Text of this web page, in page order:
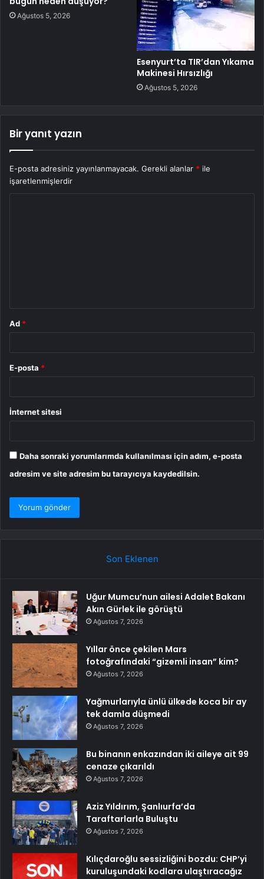
Ağustos 5, 2026
Esenyurt’ta TIR’dan Yıkama
Makinesi Hırsızlığı
Ağustos 5, 2026
Bir yanıt yazın
E-posta adresiniz yayınlanmayacak. Gerekli alanlar * ile
işaretlenmişlerdir
Ad *
E-posta *
İnternet sitesi
Daha sonraki yorumlarımda kullanılması için adım, e-posta
adresim ve site adresim bu tarayıcıya kaydedilsin.
Son Eklenen
Uğur Mumcu’nun ailesi Adalet Bakanı
Akın Gürlek ile görüştü
Ağustos 7, 2026
Yıllar önce çekilen Mars
fotoğrafındaki “gizemli insan” kim?
Ağustos 7, 2026
Yağmurlarıyla ünlü ülkede koca bir ay
tek damla düşmedi
Ağustos 7, 2026
Bu binanın enkazından iki aileye ait 99
cenaze çıkarıldı
Ağustos 7, 2026
Aziz Yıldırım, Şanlıurfa’da
Taraftarlarla Buluştu
Ağustos 7, 2026
Kılıçdaroğlu sessizliğini bozdu: CHP’yi
kuruluşundaki kodlara ulaştıracağız